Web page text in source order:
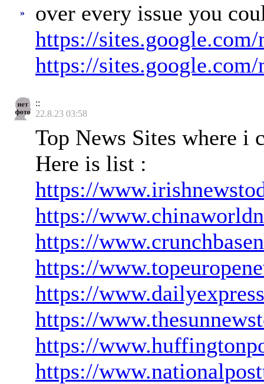
»
over every issue you
https://
https://
::
22.8.23 03:58
Top News Sites where i
Here is list :
https://
https://
https://
https://
https://
https://
https://
https://